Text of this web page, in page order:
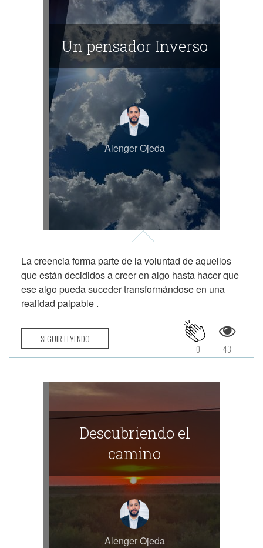
Un pensador Inverso
Alenger Ojeda
La creencia forma parte de la voluntad de aquellos
que están decididos a creer en algo hasta hacer que
ese algo pueda suceder transformándose en una
realidad palpable .
SEGUIR LEYENDO
43
0
Descubriendo el
camino
Alenger Ojeda